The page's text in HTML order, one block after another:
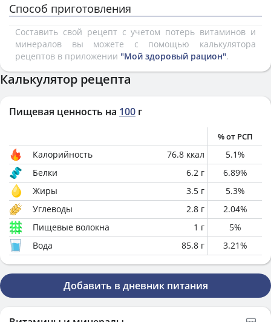
Способ приготовления
Составить свой рецепт с учетом потерь витаминов и
минералов вы можете с помощью калькулятора
рецептов в приложении "Мой здоровый рацион".
Калькулятор рецепта
Пищевая ценность на 100 г
% от РСП
Калорийность 76.8 ккал 5.1%
Белки
6.2 г 6.89%
Жиры
3.5 г 5.3%
Углеводы
2.8 г 2.04%
Пищевые волокна
1 г 5%
Вода
85.8 г 3.21%
Добавить в дневник питания